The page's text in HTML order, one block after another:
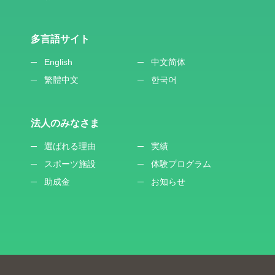
多言語サイト
English
中文简体
繁體中文
한국어
法人のみなさま
選ばれる理由
実績
スポーツ施設
体験プログラム
助成金
お知らせ